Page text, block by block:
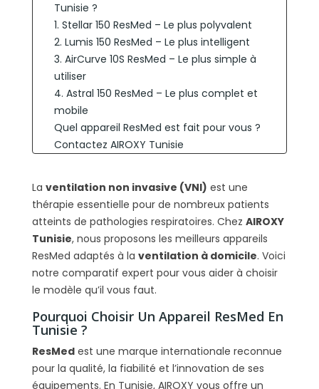
Tunisie ?
1. Stellar 150 ResMed – Le plus polyvalent
2. Lumis 150 ResMed – Le plus intelligent
3. AirCurve 10S ResMed – Le plus simple à
utiliser
4. Astral 150 ResMed – Le plus complet et
mobile
Quel appareil ResMed est fait pour vous ?
Contactez AIROXY Tunisie
Peut-on utiliser ces appareils à domicile ?
Est-ce que ces appareils sont disponibles
Quelle est la différence entre Lumis et
Stellar ?
Lequel est le plus silencieux ?
La ventilation non invasive (VNI) est une
thérapie essentielle pour de nombreux patients
atteints de pathologies respiratoires. Chez AIROXY
Tunisie, nous proposons les meilleurs appareils
ResMed adaptés à la ventilation à domicile. Voici
notre comparatif expert pour vous aider à choisir
le modèle qu’il vous faut.
Pourquoi Choisir Un Appareil ResMed En
Tunisie ?
ResMed est une marque internationale reconnue
pour la qualité, la fiabilité et l’innovation de ses
équipements. En Tunisie, AIROXY vous offre un